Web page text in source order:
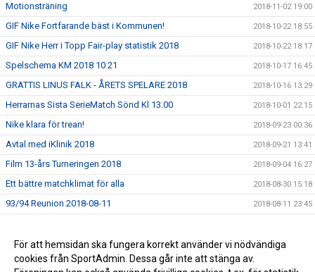
Motionsträning 2018-11-02 19:00
GIF Nike Fortfarande bäst i Kommunen! 2018-10-22 18:55
GIF Nike Herr i Topp Fair-play statistik 2018 2018-10-22 18:17
Spelschema KM 2018 10 21 2018-10-17 16:45
GRATTIS LINUS FALK - ÅRETS SPELARE 2018 2018-10-16 13:29
Herrarnas Sista SerieMatch Sönd Kl 13.00 2018-10-01 22:15
Nike klara för trean! 2018-09-23 00:36
Avtal med iKlinik 2018 2018-09-21 13:41
Film 13-års Turneringen 2018 2018-09-04 16:27
Ett bättre matchklimat för alla 2018-08-30 15:18
93/94 Reunion 2018-08-11 2018-08-11 23:45
Hemsidan gratulerar P16 till guldet i Eskilscupen 2018 2018-08-06 09:57
Dag 3 av 13-årsturneringen 2018-06-27 22:03
För att hemsidan ska fungera korrekt använder vi nödvändiga
cookies från SportAdmin. Dessa går inte att stänga av.